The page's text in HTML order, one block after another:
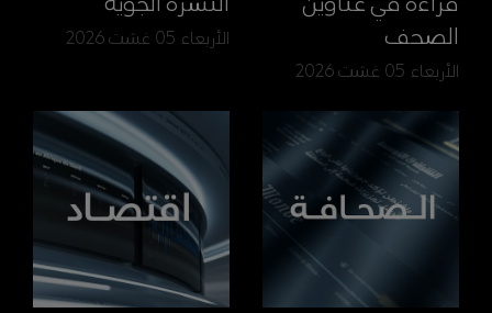
الصحف
الأربعاء 05 غشت 2026
الأربعاء 05 غشت 2026